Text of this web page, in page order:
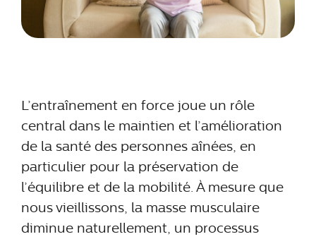
L’entraînement en force joue un rôle
central dans le maintien et l’amélioration
de la santé des personnes aînées, en
particulier pour la préservation de
l’équilibre et de la mobilité. À mesure que
nous vieillissons, la masse musculaire
diminue naturellement, un processus